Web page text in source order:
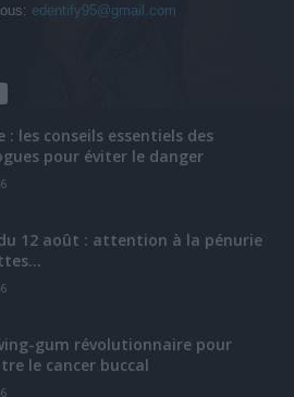
edentify95@gmail.com
: les conseils essentiels des
pour éviter le danger
12 août : attention à la pénurie
gum révolutionnaire pour
le cancer buccal